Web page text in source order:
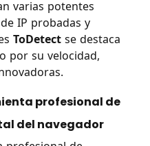
varias potentes
IP probadas y
ToDetect se destaca
por su velocidad,
profesional de
del navegador